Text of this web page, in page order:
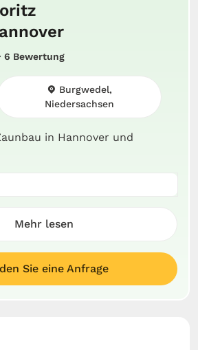
6 Bewertung
in Hannover und
Burgwedel,
Niedersachsen
Mehr lesen
Sie eine Anfrage